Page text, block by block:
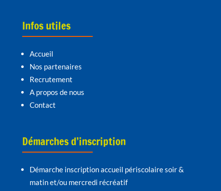
Infos utiles
Accueil
Nos partenaires
Recrutement
A propos de nous
Contact
Démarches d’inscription
Démarche inscription accueil périscolaire soir &
matin et/ou mercredi récréatif